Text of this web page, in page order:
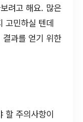
려고 해요. 많은
고민하실 텐데
과를 얻기 위한
할 주의사항이